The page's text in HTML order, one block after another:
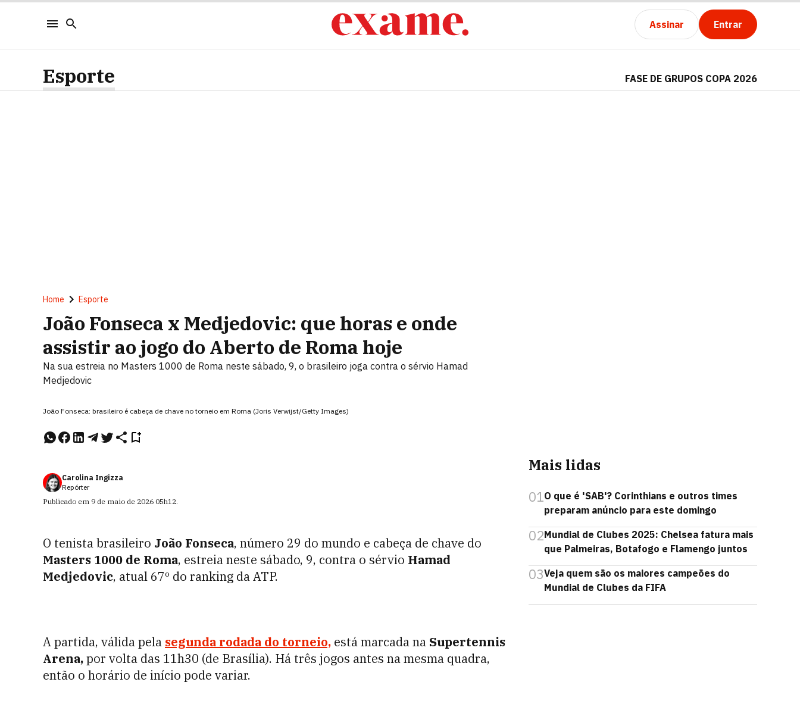
Assinar Entrar
Esporte FASE DE GRUPOS COPA 2026
Home Esporte
João Fonseca x Medjedovic: que horas e onde
assistir ao jogo do Aberto de Roma hoje
Na sua estreia no Masters 1000 de Roma neste sábado, 9, o brasileiro joga contra o sérvio Hamad
Medjedovic
João Fonseca: brasileiro é cabeça de chave no torneio em Roma (Joris Verwijst/Getty Images)
Carolina Ingizza
Repórter
Publicado em 9 de maio de 2026 05h12.
O tenista brasileiro João Fonseca, número 29 do mundo e cabeça de chave do
Masters 1000 de Roma, estreia neste sábado, 9, contra o sérvio Hamad
Medjedovic, atual 67º do ranking da ATP.
A partida, válida pela segunda rodada do torneio, está marcada na Supertennis
Arena,por volta das 11h30 (de Brasília). Há três jogos antes na mesma quadra,
então o horário de início pode variar.
Mais lidas
01O que é 'SAB'? Corinthians e outros times
preparam anúncio para este domingo
02Mundial de Clubes 2025: Chelsea fatura mais
que Palmeiras, Botafogo e Flamengo juntos
03Veja quem são os maiores campeões do
Mundial de Clubes da FIFA